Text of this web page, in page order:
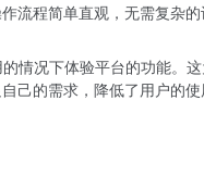
流程简单直观，无需复杂
情况下体验平台的功能。
己的需求，降低了用户的使